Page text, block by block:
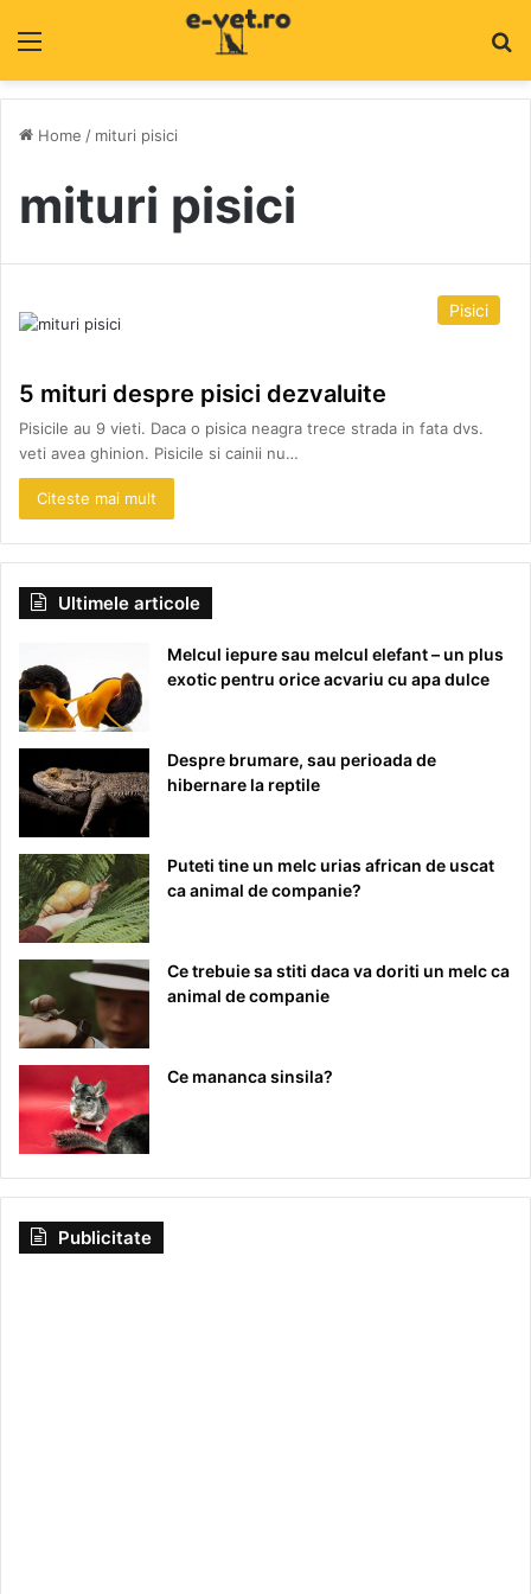
Home / mituri pisici
mituri pisici
Pisici
5 mituri despre pisici dezvaluite
Pisicile au 9 vieti. Daca o pisica neagra trece strada in fata dvs.
veti avea ghinion. Pisicile si cainii nu…
Citeste mai mult
Ultimele articole
Melcul iepure sau melcul elefant – un plus
exotic pentru orice acvariu cu apa dulce
Despre brumare, sau perioada de
hibernare la reptile
Puteti tine un melc urias african de uscat
ca animal de companie?
Ce trebuie sa stiti daca va doriti un melc ca
animal de companie
Ce mananca sinsila?
Publicitate